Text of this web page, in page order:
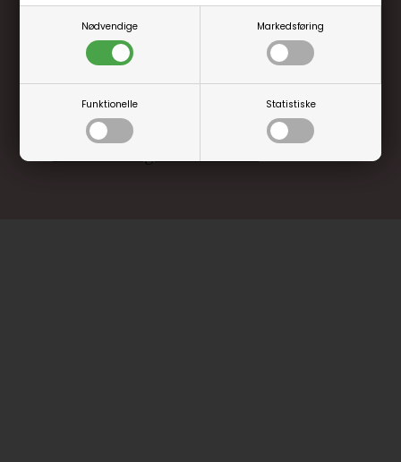
Nødvendige Markedsføring
Funktionelle Statistiske
Særlige, eksklusive tilbud kun til klubkunder
Brug dine point allerede på næste køb
.... og mange flere fordele